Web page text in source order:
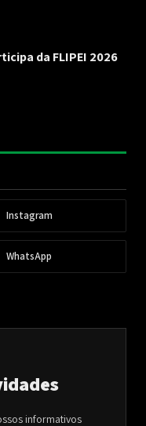
da FLIPEI 2026
Instagram
WhatsApp
informativos